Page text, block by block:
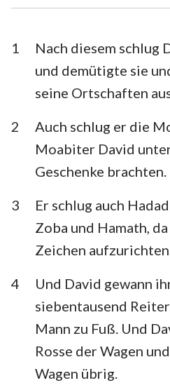
Esra
Esther
Psalm
Jesaja
Klagelieder
Daniel
Joel
Obadja
Micha
Habakuk
Haggai
Maleachi
1
Nach diesem schlug
und demütigte sie
seine Ortschaften
2
Auch schlug er die
Moabiter David
Geschenke brachten.
3
Er schlug auch
Zoba und Hamath,
Zeichen aufzurichten
4
Und David gewann
siebentausend
Mann zu Fuß. Und
Rosse der Wagen
Wagen übrig.